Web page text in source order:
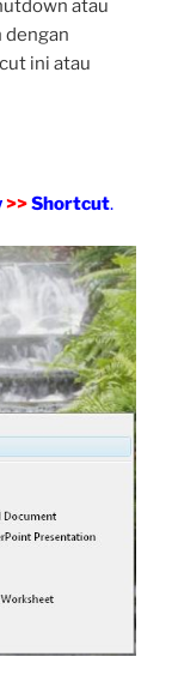
atau
ini atau
>>Shortcut.